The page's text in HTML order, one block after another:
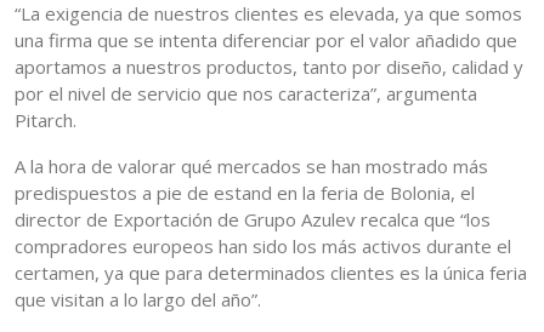
“La exigencia de nuestros clientes es elevada, ya que somos
una firma que se intenta diferenciar por el valor añadido que
aportamos a nuestros productos, tanto por diseño, calidad y
por el nivel de servicio que nos caracteriza”, argumenta
Pitarch.
A la hora de valorar qué mercados se han mostrado más
predispuestos a pie de estand en la feria de Bolonia, el
director de Exportación de Grupo Azulev recalca que “los
compradores europeos han sido los más activos durante el
certamen, ya que para determinados clientes es la única feria
que visitan a lo largo del año”.